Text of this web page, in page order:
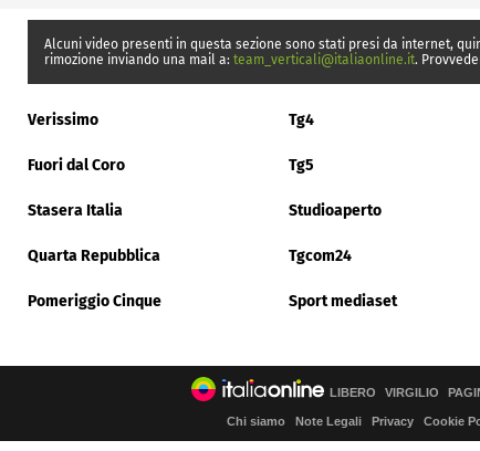
Alcuni video presenti in questa sezione sono stati presi da internet,
rimozione inviando una mail a: team_verticali@italiaonline.it.
Verissimo Tg4
Fuori dal Coro Tg5
Stasera Italia Studioaperto
Quarta Repubblica Tgcom24
Pomeriggio Cinque Sport mediaset
LIBERO VIRGILIO
Chi siamo Note Legali Privacy Cookie